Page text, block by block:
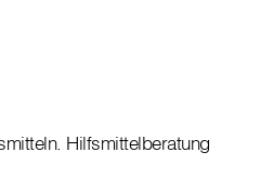
Hilfsmittelberatung